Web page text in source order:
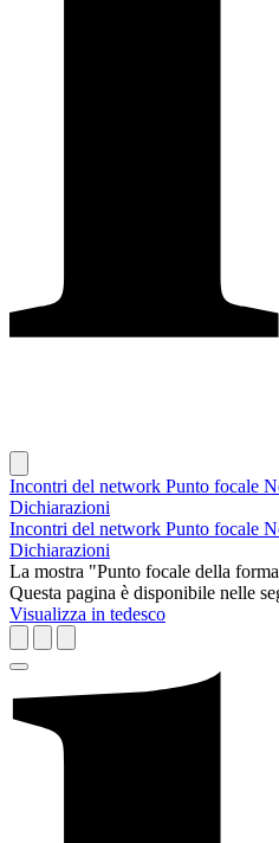
Incontri del network Punto focale
Dichiarazioni
Incontri del network Punto focale
Dichiarazioni
La mostra "Punto focale della
Questa pagina è disponibile nelle
Visualizza in tedesco